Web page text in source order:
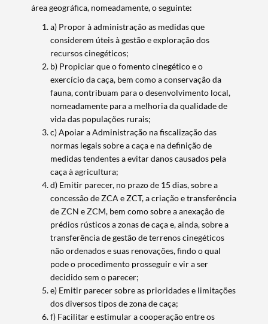
Termo de Pesquisa
área geográfica, nomeadamente, o seguinte:
a) Propor à administração as medidas que
considerem úteis à gestão e exploração dos
recursos cinegéticos;
b) Propiciar que o fomento cinegético e o
exercício da caça, bem como a conservação da
fauna, contribuam para o desenvolvimento local,
nomeadamente para a melhoria da qualidade de
vida das populações rurais;
c) Apoiar a Administração na fiscalização das
normas legais sobre a caça e na definição de
medidas tendentes a evitar danos causados pela
caça à agricultura;
d) Emitir parecer, no prazo de 15 dias, sobre a
concessão de ZCA e ZCT, a criação e transferência
de ZCN e ZCM, bem como sobre a anexação de
prédios rústicos a zonas de caça e, ainda, sobre a
transferência de gestão de terrenos cinegéticos
não ordenados e suas renovações, findo o qual
pode o procedimento prosseguir e vir a ser
decidido sem o parecer;
e) Emitir parecer sobre as prioridades e limitações
dos diversos tipos de zona de caça;
f) Facilitar e estimular a cooperação entre os